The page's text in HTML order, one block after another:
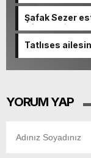
Şafak Sezer
hâle geldi
Tatlıses
YORUM YAP